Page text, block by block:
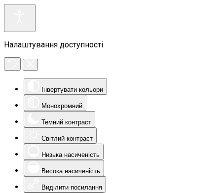
Налаштування доступності
Інвертувати кольори
Монохромний
Темний контраст
Світлий контраст
Низька насиченість
Висока насиченість
Виділити посилання